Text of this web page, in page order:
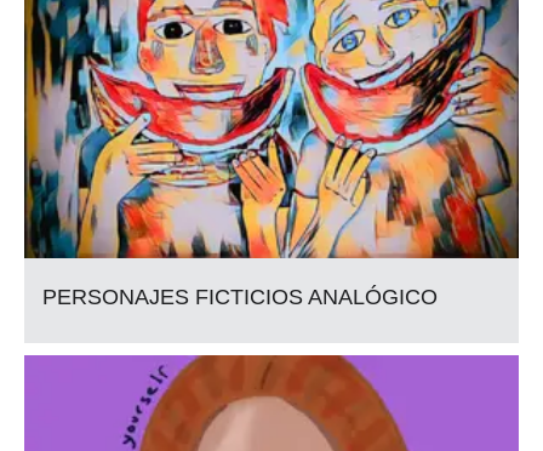
PERSONAJES FICTICIOS ANALÓGICO